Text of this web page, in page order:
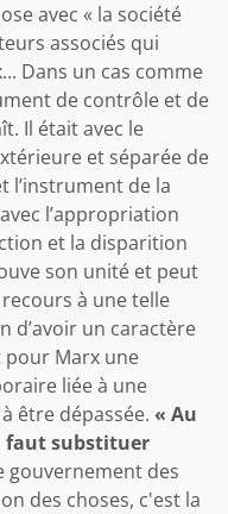
avec « la société
associés qui
Dans un cas comme
de contrôle et de
Il était avec le
et séparée de
l’instrument de la
l’appropriation
et la disparition
son unité et peut
à une telle
d’avoir un caractère
Marx une
liée à une
être dépassée. « Au
faut substituer
gouvernement des
des choses, c'est la